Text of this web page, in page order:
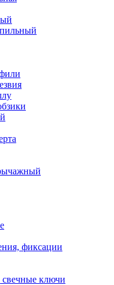
фиксации
свечные ключи